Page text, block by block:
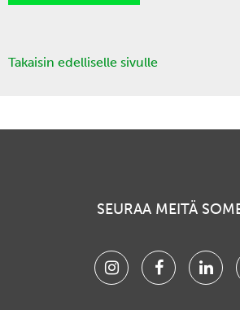
Takaisin edelliselle sivulle
SEURAA MEITÄ
InstagramFacebook